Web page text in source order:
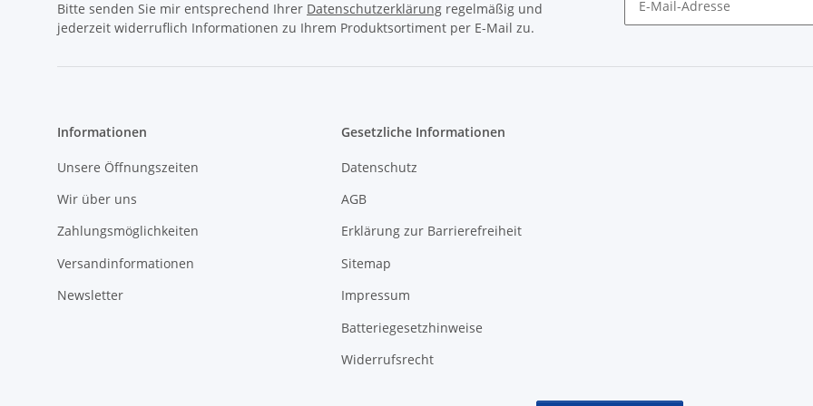
Bitte senden Sie mir entsprechend Ihrer Datenschutzerklärung regelmäßig und
jederzeit widerruflich Informationen zu Ihrem Produktsortiment per E-Mail zu.
Informationen
Unsere Öffnungszeiten
Wir über uns
Zahlungsmöglichkeiten
Versandinformationen
Newsletter
Gesetzliche Informationen
Datenschutz
AGB
Erklärung zur Barrierefreiheit
Sitemap
Impressum
Batteriegesetzhinweise
Widerrufsrecht